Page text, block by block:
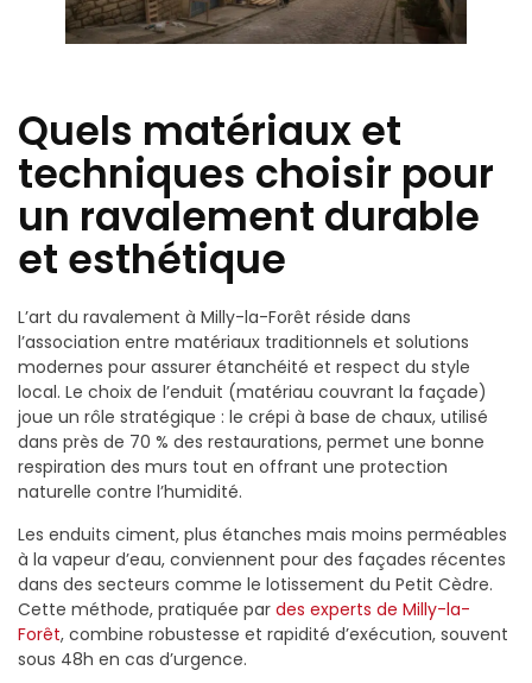
Quels matériaux et
techniques choisir pour
un ravalement durable
et esthétique
L’art du ravalement à Milly-la-Forêt réside dans
l’association entre matériaux traditionnels et solutions
modernes pour assurer étanchéité et respect du style
local. Le choix de l’enduit (matériau couvrant la façade)
joue un rôle stratégique : le crépi à base de chaux, utilisé
dans près de 70 % des restaurations, permet une bonne
respiration des murs tout en offrant une protection
naturelle contre l’humidité.
Les enduits ciment, plus étanches mais moins perméables
à la vapeur d’eau, conviennent pour des façades récentes
dans des secteurs comme le lotissement du Petit Cèdre.
Cette méthode, pratiquée par des experts de Milly-la-
Forêt, combine robustesse et rapidité d’exécution, souvent
sous 48h en cas d’urgence.